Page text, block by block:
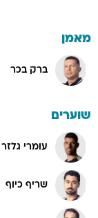
מאמן
ברק בכר
שוערים
עומרי גלזר
שריף כיוף